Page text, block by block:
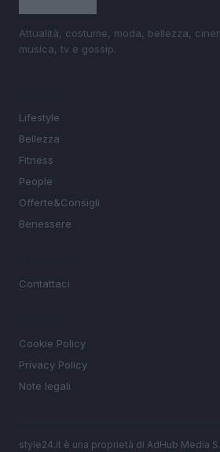
Attualità, costume, moda, bellezza,
musica, tv e gossip.
Lifestyle
Bellezza
Fitness
People
Offerte&Consigli
Benessere
Contattaci
Cookie Policy
Privacy Policy
Note legali
style24.it è una proprietà di AdHub Media